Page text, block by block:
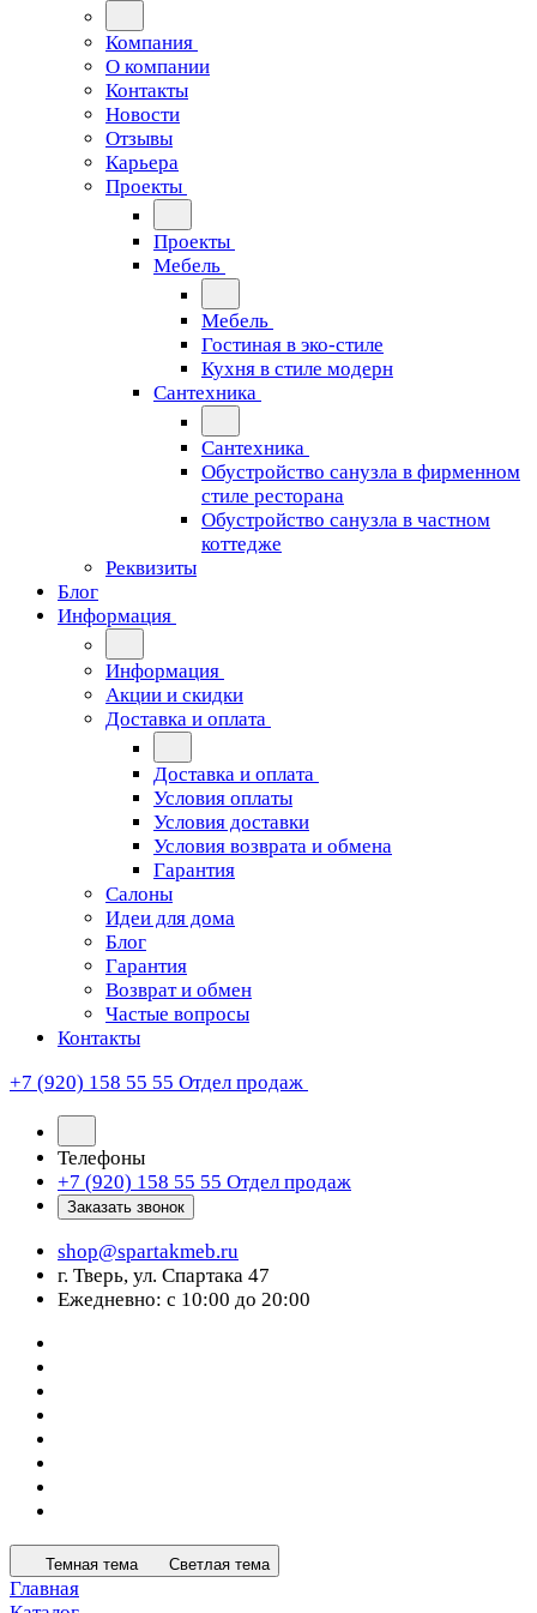
Компания
О компании
Контакты
Новости
Отзывы
Карьера
Проекты
Проекты
Мебель
Мебель
Гостиная в эко-стиле
Кухня в стиле модерн
Сантехника
Сантехника
Обустройство санузла в фирменном
стиле ресторана
Обустройство санузла в частном
коттедже
Реквизиты
Блог
Информация
Информация
Акции и скидки
Доставка и оплата
Доставка и оплата
Условия оплаты
Условия доставки
Условия возврата и обмена
Гарантия
Салоны
Идеи для дома
Блог
Гарантия
Возврат и обмен
Частые вопросы
Контакты
+7 (920) 158 55 55 Отдел продаж
Телефоны
+7 (920) 158 55 55 Отдел продаж
Заказать звонок
shop@spartakmeb.ru
г. Тверь, ул. Спартака 47
Ежедневно: с 10:00 до 20:00
Темная тема Светлая тема
Главная